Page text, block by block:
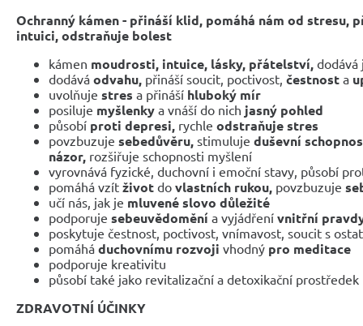
Ochranný kámen - přináší klid, pomáhá nám od stresu,
intuici, odstraňuje bolest
kámen moudrosti, intuice, lásky, přátelství,
dodává odvahu, přináší soucit, poctivost, čestnost a
uvolňuje stres a přináší hluboký mír
posiluje myšlenky a vnáší do nich jasný pohled
působí proti depresi, rychle odstraňuje stres
povzbuzuje sebedůvěru, stimuluje duševní
názor, rozšiřuje schopnosti myšlení
vyrovnává fyzické, duchovní i emoční stavy, působí
pomáhá vzít život do vlastních rukou, povzbuzuje
učí nás, jak je mluvené slovo důležité
podporuje sebeuvědomění a vyjádření vnitřní
poskytuje čestnost, poctivost, vnímavost, soucit s
pomáhá duchovnímu rozvoji vhodný pro meditace
podporuje kreativitu
působí také jako revitalizační a detoxikační prostředek
ZDRAVOTNÍ ÚČINKY